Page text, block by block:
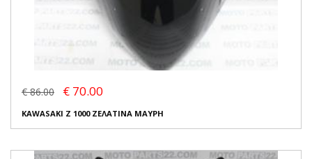
€ 86.00 € 70.00
KAWASAKI Z 1000 ΖΕΛΑΤΙΝΑ ΜΑΥΡΗ